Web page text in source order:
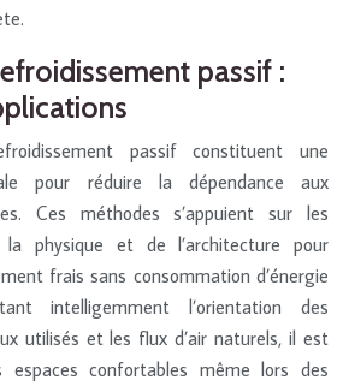
passif :
passif constituent une
pour réduire la dépendance aux
Ces méthodes s’appuient sur les
physique et de l’architecture pour
frais sans consommation d’énergie
intelligemment l’orientation des
utilisés et les flux d’air naturels, il est
espaces confortables même lors des